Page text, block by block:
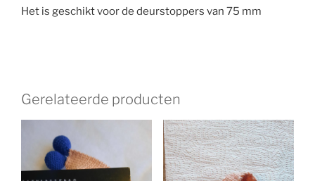
Het is geschikt voor de deurstoppers van 75 mm
Gerelateerde producten